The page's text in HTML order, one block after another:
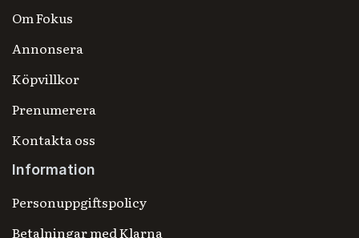
Om Fokus
Annonsera
Köpvillkor
Prenumerera
Kontakta oss
Information
Personuppgiftspolicy
Betalningar med Klarna